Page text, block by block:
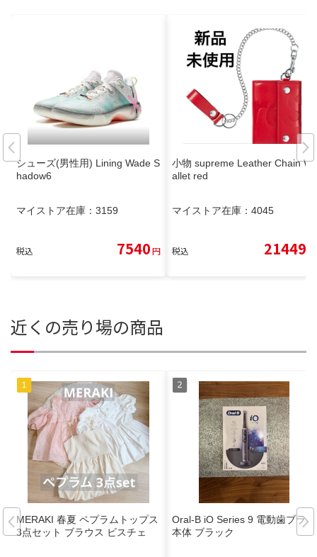
シューズ(男性用) Lining Wade S
hadow6
マイストア在庫： 3159
税込 7540円
小物 supreme Leather Chain W
allet red
マイストア在庫： 4045
税込 21449
近くの売り場の商品
MERAKI 春夏 ペプラムトップス
3点セット ブラウス ビスチェ
Oral-B iO Series 9 電動歯ブラシ
本体 ブラック